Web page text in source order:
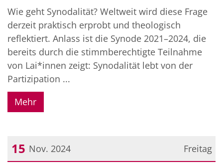
Wie geht Synodalität? Weltweit wird diese Frage
derzeit praktisch erprobt und theologisch
reflektiert. Anlass ist die Synode 2021–2024, die
bereits durch die stimmberechtigte Teilnahme
von Lai*innen zeigt: Synodalität lebt von der
Partizipation ...
Mehr
Freitag
15 Nov. 2024